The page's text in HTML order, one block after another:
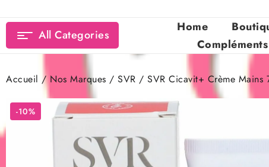
All Categories
Home
Accueil /Nos Marques / SVR / SVR Cicavit+ Crème Mains
-10%